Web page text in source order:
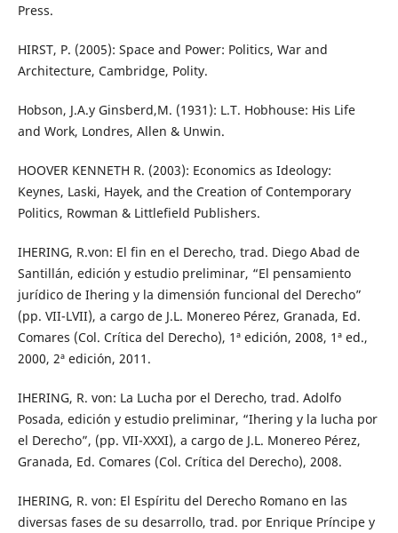
Press.
HIRST, P. (2005): Space and Power: Politics, War and
Architecture, Cambridge, Polity.
Hobson, J.A.y Ginsberd,M. (1931): L.T. Hobhouse: His Life
and Work, Londres, Allen & Unwin.
HOOVER KENNETH R. (2003): Economics as Ideology:
Keynes, Laski, Hayek, and the Creation of Contemporary
Politics, Rowman & Littlefield Publishers.
IHERING, R.von: El fin en el Derecho, trad. Diego Abad de
Santillán, edición y estudio preliminar, “El pensamiento
jurídico de Ihering y la dimensión funcional del Derecho”
(pp. VII-LVII), a cargo de J.L. Monereo Pérez, Granada, Ed.
Comares (Col. Crítica del Derecho), 1ª edición, 2008, 1ª ed.,
2000, 2ª edición, 2011.
IHERING, R. von: La Lucha por el Derecho, trad. Adolfo
Posada, edición y estudio preliminar, “Ihering y la lucha por
el Derecho”, (pp. VII-XXXI), a cargo de J.L. Monereo Pérez,
Granada, Ed. Comares (Col. Crítica del Derecho), 2008.
IHERING, R. von: El Espíritu del Derecho Romano en las
diversas fases de su desarrollo, trad. por Enrique Príncipe y